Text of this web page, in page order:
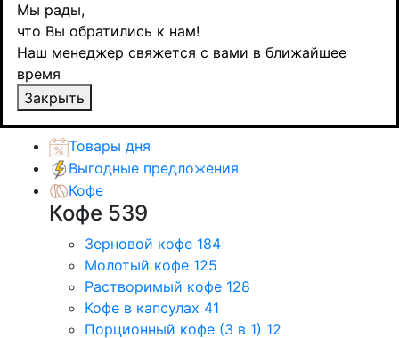
Мы рады,
что Вы обратились к нам!
Наш менеджер свяжется с вами в ближайшее
время
Закрыть
Бакалея
Макаронные изделия / паста
Mai Xiang Cun лапша Удон, 300 гр
Назадтоваров
Каталог товаров
Товары дня
Выгодные предложения
Кофе
Кофе 539
Зерновой кофе 184
Молотый кофе 125
Растворимый кофе 128
Кофе в капсулах 41
Порционный кофе (3 в 1) 12